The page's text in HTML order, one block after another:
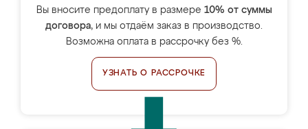
Вы вносите предоплату в размере 10% от суммы
договора, и мы отдаём заказ в производство.
Возможна оплата в рассрочку без %.
УЗНАТЬ О РАССРОЧКЕ